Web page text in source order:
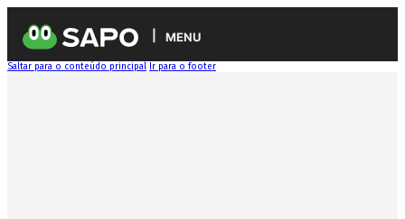
MENU
Saltar para o conteúdo principal Ir para o footer